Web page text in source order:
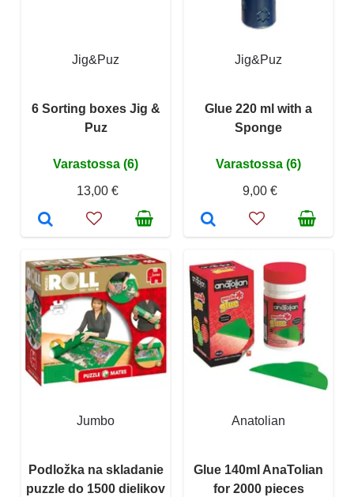
Jig&Puz
6 Sorting boxes Jig &
Puz
Varastossa (6)
13,00 €
Jig&Puz
Glue 220 ml with a
Sponge
Varastossa (6)
9,00 €
Jumbo
Podložka na skladanie
puzzle do 1500 dielikov
Anatolian
Glue 140ml AnaTolian
for 2000 pieces